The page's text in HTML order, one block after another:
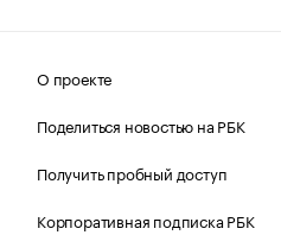
О проекте
Поделиться новостью на РБК
Получить пробный доступ
Корпоративная подписка РБК